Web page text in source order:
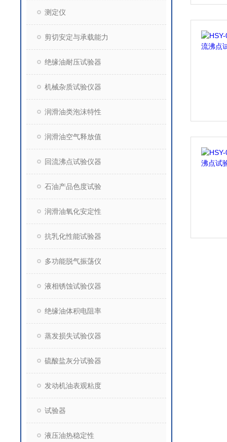
测定仪
剪切安定与承载能力
绝缘油耐压试验器
机械杂质试验仪器
润滑油类泡沫特性
润滑油空气释放值
回流沸点试验仪器
石油产品色度试验
润滑油氧化安定性
抗乳化性能试验器
多功能脱气振荡仪
液相锈蚀试验仪器
绝缘油体积电阻率
蒸发损失试验仪器
硫酸盐灰分试验器
发动机油表观粘度
试验器
液压油热稳定性